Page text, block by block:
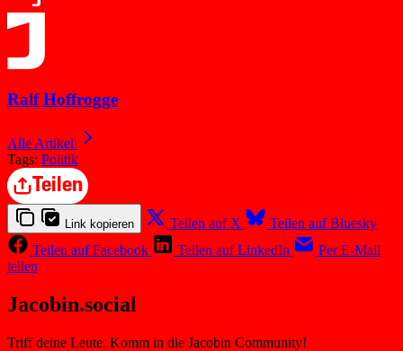
Ralf Hoffrogge
Alle Artikel
Tags: Politik
Teilen
Link kopieren Teilen auf X
Teilen auf Bluesky
Teilen auf Facebook
Teilen auf LinkedIn
Per E-Mail
teilen
Jacobin.social
Triff deine Leute. Komm in die Jacobin Community!